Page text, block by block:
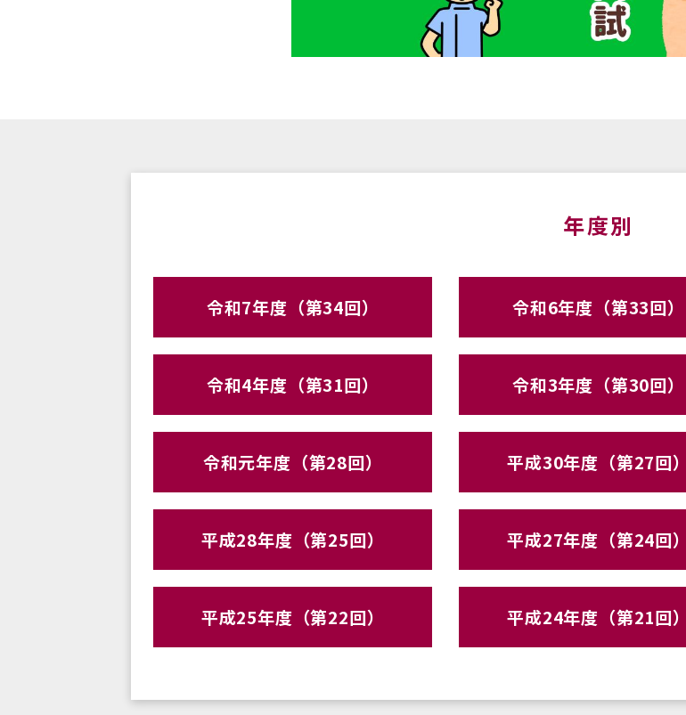
年度別
令和7年度（第34回） 令和6年度（第33回）
令和4年度（第31回） 令和3年度（第30回）
令和元年度（第28回） 平成30年度（第27回）
平成28年度（第25回） 平成27年度（第24回）
平成25年度（第22回） 平成24年度（第21回）